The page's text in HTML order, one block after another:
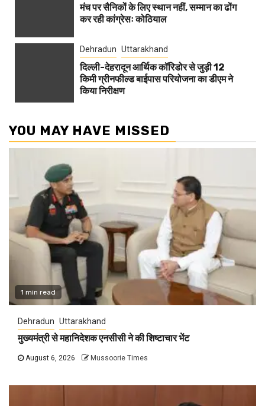
मंच पर सैनिकों के लिए स्थान नहीं, सम्मान का ढोंग
कर रही कांग्रेसः कोठियाल
Dehradun Uttarakhand
दिल्ली-देहरादून आर्थिक कॉरिडोर से जुड़ी 12
किमी ग्रीनफील्ड बाईपास परियोजना का डीएम ने
किया निरीक्षण
YOU MAY HAVE MISSED
1 min read
Dehradun Uttarakhand
मुख्यमंत्री से महानिदेशक एनसीसी ने की शिष्टाचार भेंट
August 6, 2026 Mussoorie Times